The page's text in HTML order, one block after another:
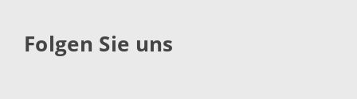
Folgen Sie uns